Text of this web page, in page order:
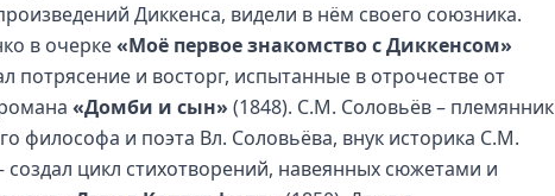
Диккенса, видели в нём своего союзника.
в очерке«Моё первое знакомство с Диккенсом»
потрясение и восторг, испытанные в отрочестве от
«Домби и сын» (1848). С.М. Соловьёв – племянник
философа и поэта Вл. Соловьёва, внук историка С.М.
создал цикл стихотворений, навеянных сюжетами и